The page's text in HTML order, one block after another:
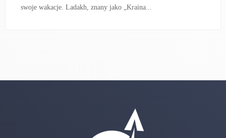
swoje wakacje. Ladakh, znany jako „Kraina...